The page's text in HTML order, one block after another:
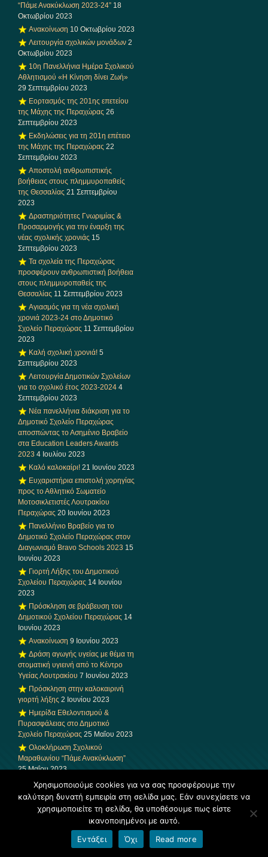
“Πάμε Ανακύκλωση 2023-24” 18
Οκτωβρίου 2023
Ανακοίνωση 10 Οκτωβρίου 2023
Λειτουργία σχολικών μονάδων 2
Οκτωβρίου 2023
10η Πανελλήνια Ημέρα Σχολικού
Αθλητισμού «Η Κίνηση δίνει Ζωή»
29 Σεπτεμβρίου 2023
Εορτασμός της 201ης επετείου
της Μάχης της Περαχώρας 26
Σεπτεμβρίου 2023
Εκδηλώσεις για τη 201η επέτειο
της Μάχης της Περαχώρας 22
Σεπτεμβρίου 2023
Αποστολή ανθρωπιστικής
βοήθειας στους πλημμυροπαθείς
της Θεσσαλίας 21 Σεπτεμβρίου
2023
Δραστηριότητες Γνωριμίας &
Προσαρμογής για την έναρξη της
νέας σχολικής χρονιάς 15
Σεπτεμβρίου 2023
Τα σχολεία της Περαχώρας
προσφέρουν ανθρωπιστική βοήθεια
στους πλημμυροπαθείς της
Θεσσαλίας 11 Σεπτεμβρίου 2023
Αγιασμός για τη νέα σχολική
χρονιά 2023-24 στο Δημοτικό
Σχολείο Περαχώρας 11 Σεπτεμβρίου
2023
Καλή σχολική χρονιά! 5
Σεπτεμβρίου 2023
Λειτουργία Δημοτικών Σχολείων
για το σχολικό έτος 2023-2024 4
Σεπτεμβρίου 2023
Νέα πανελλήνια διάκριση για το
Δημοτικό Σχολείο Περαχώρας
αποσπώντας το Ασημένιο Βραβείο
στα Education Leaders Awards
2023 4 Ιουλίου 2023
Καλό καλοκαίρι! 21 Ιουνίου 2023
Ευχαριστήρια επιστολή χορηγίας
προς το Αθλητικό Σωματείο
Μοτοσικλετιστές Λουτρακίου
Περαχώρας 20 Ιουνίου 2023
Πανελλήνιο Βραβείο για το
Δημοτικό Σχολείο Περαχώρας στον
Διαγωνισμό Bravo Schools 2023 15
Ιουνίου 2023
Γιορτή Λήξης του Δημοτικού
Σχολείου Περαχώρας 14 Ιουνίου
2023
Πρόσκληση σε βράβευση του
Δημοτικού Σχολείου Περαχώρας 14
Ιουνίου 2023
Ανακοίνωση 9 Ιουνίου 2023
Δράση αγωγής υγείας με θέμα τη
στοματική υγιεινή από το Κέντρο
Υγείας Λουτρακίου 7 Ιουνίου 2023
Πρόσκληση στην καλοκαιρινή
γιορτή λήξης 2 Ιουνίου 2023
Ημερίδα Εθελοντισμού &
Πυρασφάλειας στο Δημοτικό
Σχολείο Περαχώρας 25 Μαΐου 2023
Ολοκλήρωση Σχολικού
Μαραθωνίου “Πάμε Ανακύκλωση”
25 Μαΐου 2023
Συγχαρητήρια επιστολή
Συμβούλου Εκπαίδευσης ΠΕ70 1ης
Εκπ/κής Περιφέρειας Α/θμιας
Κορινθίας κας Γκιόκα Αναστασίας
Επίσκεψη της συγγραφέα
Μαρίας Παπανικολάου στο
Χρησιμοποιούμε cookies για να σας προσφέρουμε την
καλύτερη δυνατή εμπειρία στη σελίδα μας. Εάν συνεχίσετε να
χρησιμοποιείτε τη σελίδα, θα υποθέσουμε πως είστε
ικανοποιημένοι με αυτό.
Εντάξει
Όχι Read more